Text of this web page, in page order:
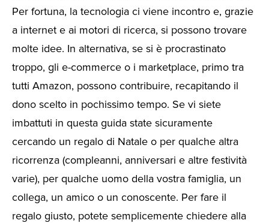
Per fortuna, la tecnologia ci viene incontro e, grazie
a internet e ai motori di ricerca, si possono trovare
molte idee. In alternativa, se si è procrastinato
troppo, gli e-commerce o i marketplace, primo tra
tutti Amazon, possono contribuire, recapitando il
dono scelto in pochissimo tempo. Se vi siete
imbattuti in questa guida state sicuramente
cercando un regalo di Natale o per qualche altra
ricorrenza (compleanni, anniversari e altre festività
varie), per qualche uomo della vostra famiglia, un
collega, un amico o un conoscente. Per fare il
regalo giusto, potete semplicemente chiedere alla